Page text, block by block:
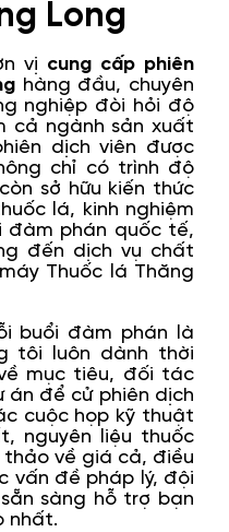
Long
vị cung cấp phiên
hàng đầu, chuyên
nghiệp đòi hỏi độ
cả ngành sản xuất
dịch viên được
chỉ có trình độ
sở hữu kiến thức
lá, kinh nghiệm
đàm phán quốc tế,
đến dịch vụ chất
Thuốc lá Thăng
buổi đàm phán là
tôi luôn dành thời
mục tiêu, đối tác
án để cử phiên dịch
cuộc họp kỹ thuật
nguyên liệu thuốc
thảo về giá cả, điều
vấn đề pháp lý, đội
sàng hỗ trợ bạn
nhất.